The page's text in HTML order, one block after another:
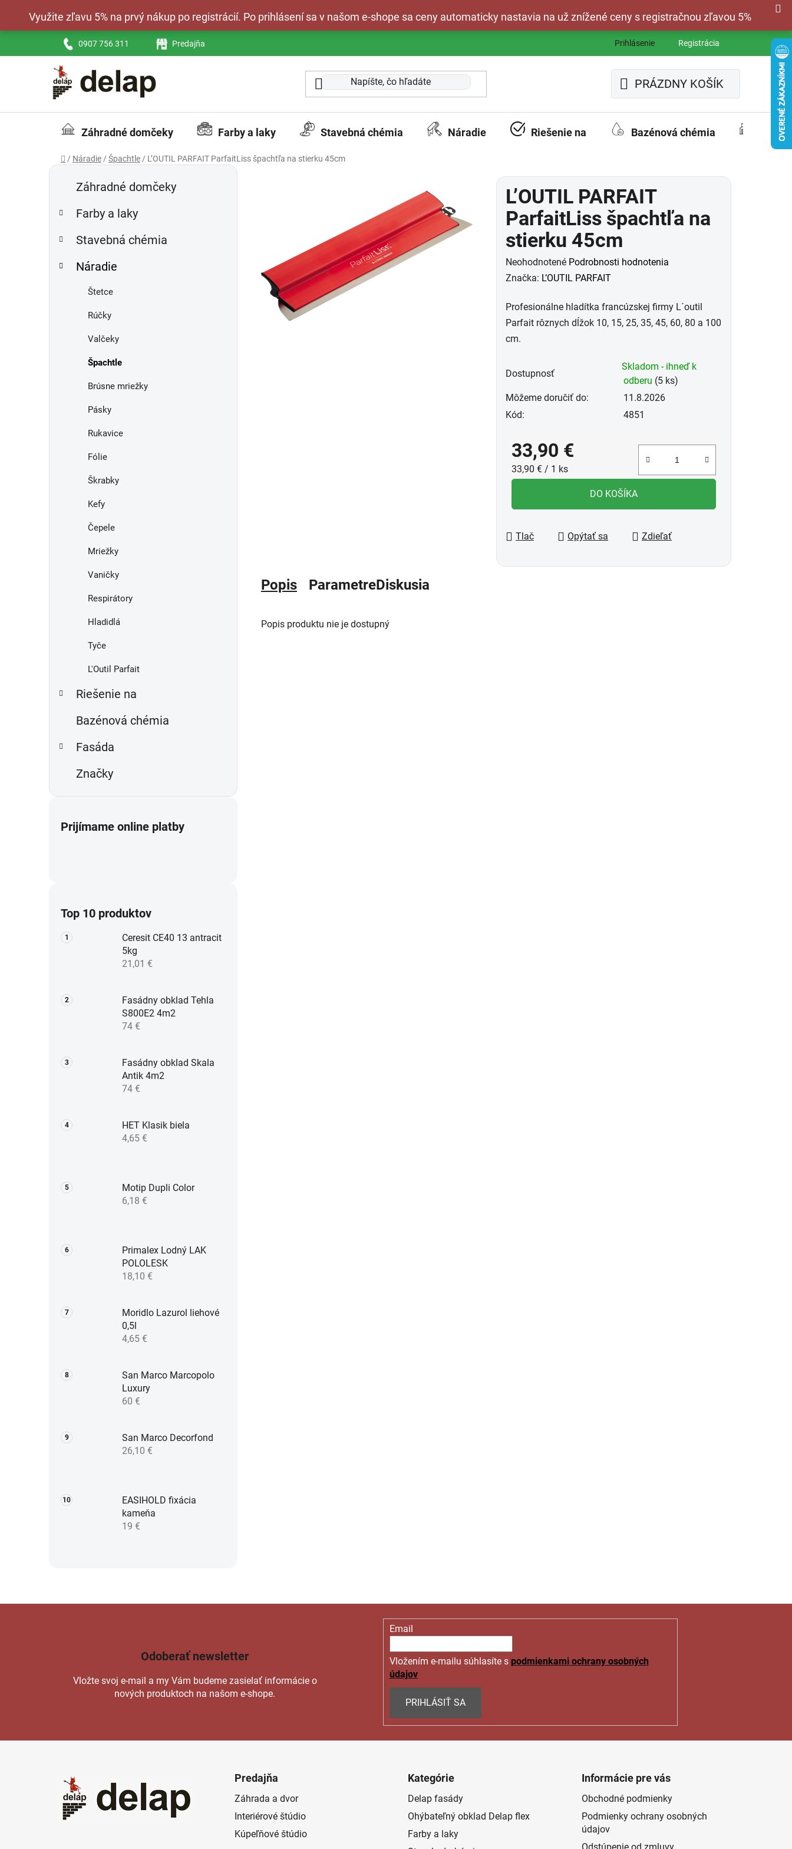
obsah
Využite zľavu 5% na prvý nákup po registrácií. Po prihlásení sa v našom e-shope sa ceny automaticky nastavia na už znížené ceny s registračnou zľavou 5%
0907 756 311 Predajňa Prihlásenie Registrácia
NÁKUPNÝ
KOŠÍK
PRÁZDNY KOŠÍK
Záhradné domčeky Farby a laky Stavebná chémia Náradie Riešenie na Bazénová chémia
Domov
/ Náradie/ Špachtle/ L’OUTIL PARFAIT ParfaitLiss špachtľa na stierku 45cm
B
Preskočiť
kategórie
K
Záhradné domčeky
Farby a laky
Stavebná chémia
Náradie
Štetce
Rúčky
Valčeky
Špachtle
Brúsne mriežky
Pásky
Rukavice
Fólie
Škrabky
Kefy
Čepele
Mriežky
Vaničky
Respirátory
Hladidlá
Tyče
L'Outil Parfait
Riešenie na
Bazénová chémia
Fasáda
Značky
Prijímame online platby
Top 10 produktov
Ceresit CE40 13 antracit
5kg
21,01 €
Fasádny obklad Tehla
S800E2 4m2
74 €
Fasádny obklad Skala
Antik 4m2
74 €
HET Klasik biela
4,65 €
Motip Dupli Color
6,18 €
Primalex Lodný LAK
POLOLESK
18,10 €
Moridlo Lazurol liehové
0,5l
4,65 €
San Marco Marcopolo
Luxury
60 €
San Marco Decorfond
26,10 €
EASIHOLD fixácia
kameňa
19 €
L’OUTIL PARFAIT
ParfaitLiss špachtľa na
stierku 45cm
Priemerné
hodnotenie
je
0,0
z
hviezdičiek.
Neohodnotené Podrobnosti hodnotenia
Značka: L’OUTIL PARFAIT
Profesionálne hladítka francúzskej firmy L´outil
Parfait rôznych dĺžok 10, 15, 25, 35, 45, 60, 80 a 100
cm.
Dostupnosť
Skladom - ihneď k
odberu (5 ks)
Môžeme doručiť do:
11.8.2026
Kód:
4851
33,90 €
Jednotková cena:
33,90 € / 1 ks
DO KOŠÍKA
Tlač Opýtať sa Zdieľať
Popis ParametreDiskusia
Popis produktu nie je dostupný
Odoberať newsletter
Vložte svoj e-mail a my Vám budeme zasielať informácie o
nových produktoch na našom e-shope.
Email
Vložením e-mailu súhlasíte s podmienkami ochrany osobných
údajov
PRIHLÁSIŤ SA
Predajňa
Záhrada a dvor
Interiérové štúdio
Kúpeľňové štúdio
Kategórie
Delap fasády
Ohýbateľný obklad Delap flex
Farby a laky
Informácie pre vás
Obchodné podmienky
Podmienky ochrany osobných
údajov